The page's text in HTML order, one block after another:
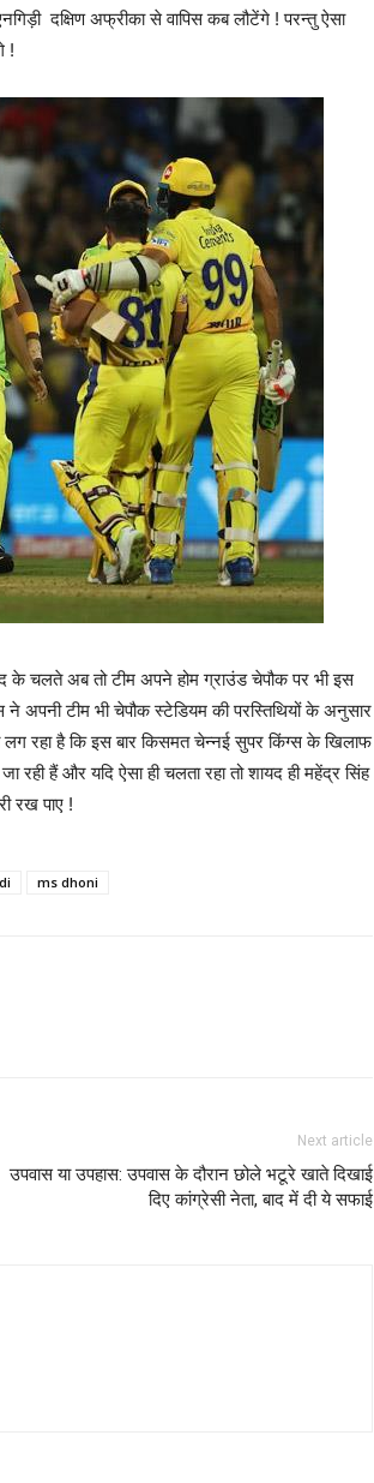
दक्षिण अफ्रीका से वापिस कब लौटेंगे ! परन्तु ऐसा
!
के चलते अब तो टीम अपने होम ग्राउंड चेपौक पर भी इस
अपनी टीम भी चेपौक स्टेडियम की परस्तिथियों के अनुसार
लग रहा है कि इस बार किसमत चेन्नई सुपर किंग्स के खिलाफ
रही हैं और यदि ऐसा ही चलता रहा तो शायद ही महेंद्र सिंह
रख पाए !
ms dhoni
Next article
उपवास या उपहास: उपवास के दौरान छोले भटूरे खाते दिखाई
दिए कांग्रेसी नेता, बाद में दी ये सफाई